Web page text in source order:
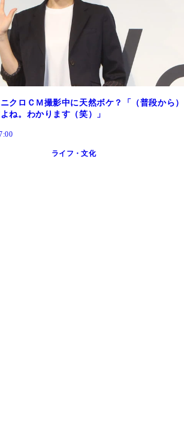
クロＣＭ撮影中に天然ボケ？「（普段から）
ね。わかります（笑）」
ライフ・文化